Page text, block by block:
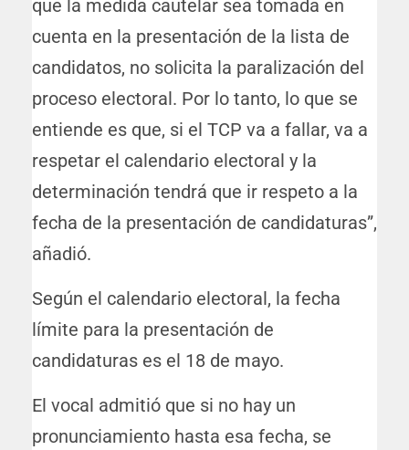
que la medida cautelar sea tomada en
cuenta en la presentación de la lista de
candidatos, no solicita la paralización del
proceso electoral. Por lo tanto, lo que se
entiende es que, si el TCP va a fallar, va a
respetar el calendario electoral y la
determinación tendrá que ir respeto a la
fecha de la presentación de candidaturas”,
añadió.
Según el calendario electoral, la fecha
límite para la presentación de
candidaturas es el 18 de mayo.
El vocal admitió que si no hay un
pronunciamiento hasta esa fecha, se